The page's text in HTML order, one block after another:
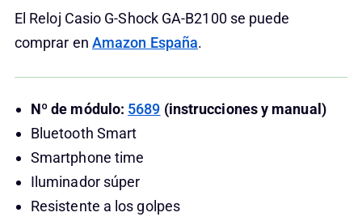
El Reloj Casio G-Shock GA-B2100 se puede
comprar en Amazon España.
Nº de módulo: 5689 (instrucciones y manual)
Bluetooth Smart
Smartphone time
Iluminador súper
Resistente a los golpes